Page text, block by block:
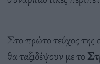
Στο πρώτο τεύχος της
θα ταξιδέψουν με το